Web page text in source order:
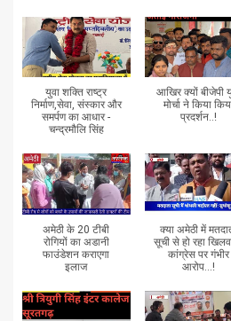
युवा शक्ति राष्ट्र
निर्माण,सेवा, संस्कार और
समर्पण का आधार -
चन्द्रमौलि सिंह
आखिर क्यों बीजेपी
मोर्चा ने किया
प्रदर्शन..!
अमेठी के 20 टीबी
रोगियों का अडानी
फाउंडेशन कराएगा
इलाज
क्या अमेठी में
सूची से हो रहा
कांग्रेस पर गंभीर
आरोप...!